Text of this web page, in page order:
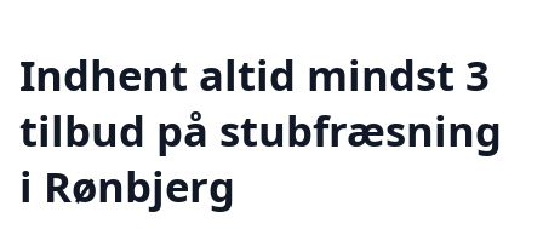
Indhent altid mindst 3
tilbud på stubfræsning
i Rønbjerg